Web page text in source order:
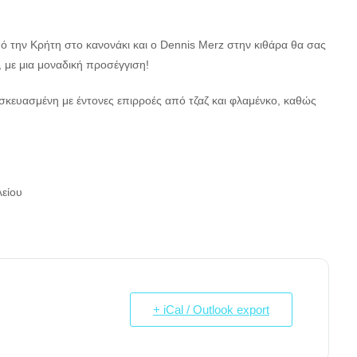
Κρήτη στο κανονάκι και ο Dennis Merz στην κιθάρα θα σας
μια μοναδική προσέγγιση!
με έντονες επιρροές από τζαζ και φλαμένκο, καθώς
+ iCal / Outlook export